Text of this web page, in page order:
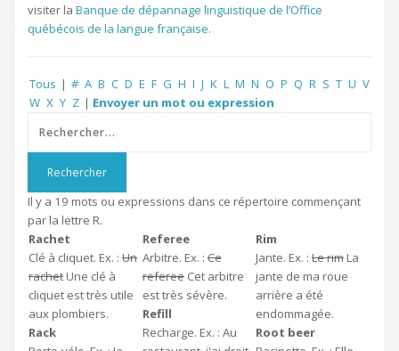
visiter la Banque de dépannage linguistique de l’Office
québécois de la langue française.
Tous | # A B C D E F G H I J K L M N O P Q R S T U V
W X Y Z | Envoyer un mot ou expression
Il y a 19 mots ou expressions dans ce répertoire commençant
par la lettre R.
Rachet
Clé à cliquet. Ex. :Un
rachetUne clé à
cliquet est très utile
aux plombiers.
Rack
Referee
Arbitre. Ex. :Ce
refereeCet arbitre
est très sévère.
Refill
Recharge. Ex. : Au
Rim
Jante. Ex. : Le rimLa
jante de ma roue
arrière a été
endommagée.
Root beer